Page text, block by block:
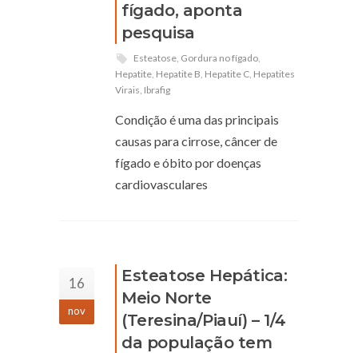
fígado, aponta
pesquisa
Esteatose, Gordura no fígado,
Hepatite, Hepatite B, Hepatite C, Hepatites
Virais, Ibrafig
Condição é uma das principais
causas para cirrose, câncer de
fígado e óbito por doenças
cardiovasculares
16
nov
Esteatose Hepática:
Meio Norte
(Teresina/Piauí) – 1/4
da população tem